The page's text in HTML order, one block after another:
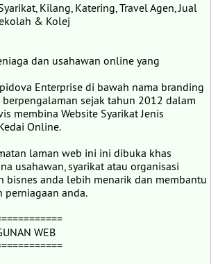
Kilang, Katering, Travel Agen, Jual
& Kolej
dan usahawan online yang
Enterprise di bawah nama branding
berpengalaman sejak tahun 2012 dalam
membina Website Syarikat Jenis
Online.
laman web ini ini dibuka khas
usahawan, syarikat atau organisasi
bisnes anda lebih menarik dan membantu
perniagaan anda.
WEB